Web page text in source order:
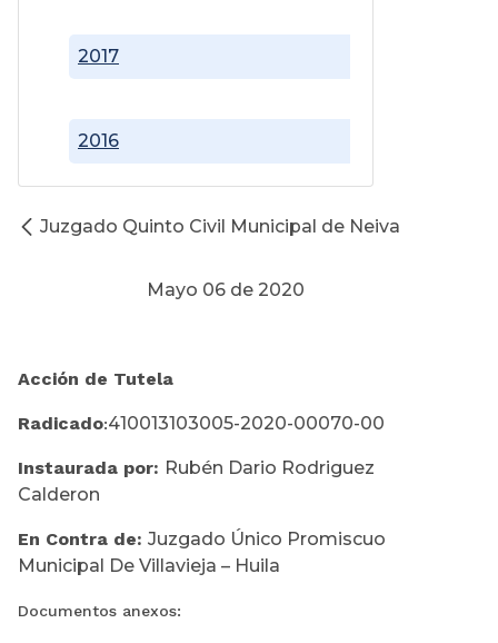
2016
2017
Juzgado Quinto Civil Municipal de Neiva
Mayo 06 de 2020
Acción de Tutela
Radicado:410013103005-2020-00070-00
Instaurada por: Rubén Dario Rodriguez
Calderon
En Contra de: Juzgado Único Promiscuo
Municipal De Villavieja – Huila
Documentos anexos: